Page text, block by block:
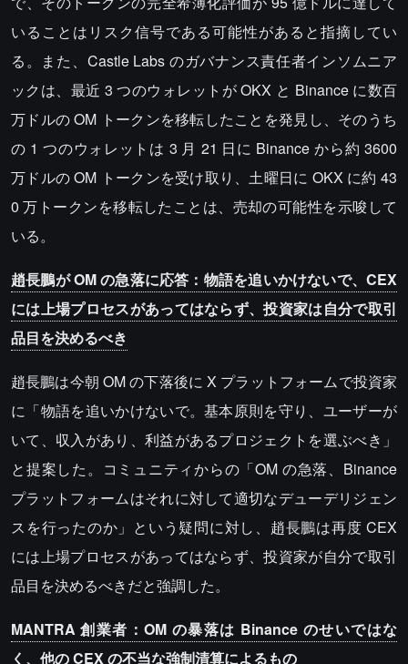
いることはリスク信号である可能性があると指摘してい
る。また、Castle Labs のガバナンス責任者インソムニア
ックは、最近 3 つのウォレットが OKX と Binance に数百
万ドルの OM トークンを移転したことを発見し、そのうち
の 1 つのウォレットは 3 月 21 日に Binance から約 3600
万ドルの OM トークンを受け取り、土曜日に OKX に約 43
0 万トークンを移転したことは、売却の可能性を示唆して
いる。
趙長鵬が OM の急落に応答：物語を追いかけないで、CEX
には上場プロセスがあってはならず、投資家は自分で取引
品目を決めるべき
趙長鵬は今朝 OM の下落後に X プラットフォームで投資家
に「物語を追いかけないで。基本原則を守り、ユーザーが
いて、収入があり、利益があるプロジェクトを選ぶべき」
と提案した。コミュニティからの「OM の急落、Binance
プラットフォームはそれに対して適切なデューデリジェン
スを行ったのか」という疑問に対し、趙長鵬は再度 CEX
には上場プロセスがあってはならず、投資家が自分で取引
品目を決めるべきだと強調した。
MANTRA 創業者：OM の暴落は Binance のせいではな
く、他の CEX の不当な強制清算によるもの